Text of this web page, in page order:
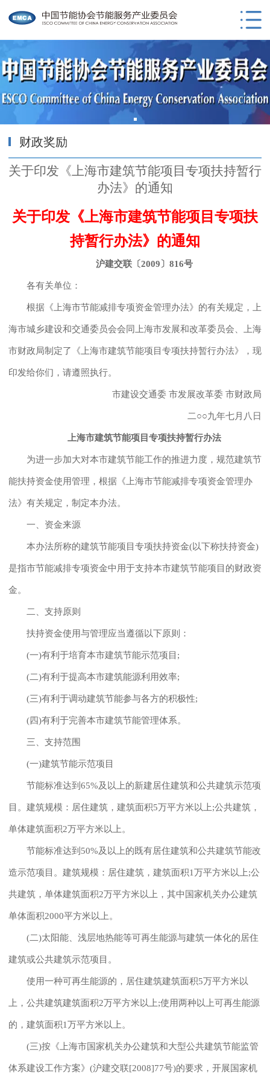
财政奖励
关于印发《上海市建筑节能项目专项扶持暂行
办法》的通知
关于印发《上海市建筑节能项目专项扶
持暂行办法》的通知
沪建交联〔2009〕816号
各有关单位：
根据《上海市节能减排专项资金管理办法》的有关规定，上
海市城乡建设和交通委员会会同上海市发展和改革委员会、上海
市财政局制定了《上海市建筑节能项目专项扶持暂行办法》，现
印发给你们，请遵照执行。
市建设交通委 市发展改革委 市财政局
二○○九年七月八日
上海市建筑节能项目专项扶持暂行办法
为进一步加大对本市建筑节能工作的推进力度，规范建筑节
能扶持资金使用管理，根据《上海市节能减排专项资金管理办
法》有关规定，制定本办法。
一、资金来源
本办法所称的建筑节能项目专项扶持资金(以下称扶持资金)
是指市节能减排专项资金中用于支持本市建筑节能项目的财政资
金。
二、支持原则
扶持资金使用与管理应当遵循以下原则：
(一)有利于培育本市建筑节能示范项目;
(二)有利于提高本市建筑能源利用效率;
(三)有利于调动建筑节能参与各方的积极性;
(四)有利于完善本市建筑节能管理体系。
三、支持范围
(一)建筑节能示范项目
节能标准达到65%及以上的新建居住建筑和公共建筑示范项
目。建筑规模：居住建筑，建筑面积5万平方米以上;公共建筑，
单体建筑面积2万平方米以上。
节能标准达到50%及以上的既有居住建筑和公共建筑节能改
造示范项目。建筑规模：居住建筑，建筑面积1万平方米以上;公
共建筑，单体建筑面积2万平方米以上，其中国家机关办公建筑
单体面积2000平方米以上。
(二)太阳能、浅层地热能等可再生能源与建筑一体化的居住
建筑或公共建筑示范项目。
使用一种可再生能源的，居住建筑建筑面积5万平方米以
上，公共建筑建筑面积2万平方米以上;使用两种以上可再生能源
的，建筑面积1万平方米以上。
(三)按《上海市国家机关办公建筑和大型公共建筑节能监管
体系建设工作方案》(沪建交联[2008]77号)的要求，开展国家机